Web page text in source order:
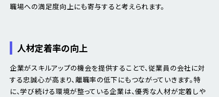
職場への満足度向上にも寄与すると考えられます。
人材定着率の向上
企業がスキルアップの機会を提供することで、従業員の会社に対
する忠誠心が高まり、離職率の低下にもつながっていきます。特
に、学び続ける環境が整っている企業は、優秀な人材が定着しや